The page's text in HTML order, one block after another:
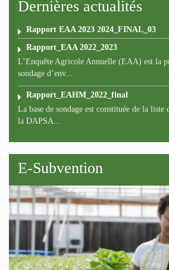
Dernières actualités
Rapport EAA 2023 2024_FINAL_03
Rapport_EAA 2022_2023
L’Enquête Agricole Annuelle (EAA) est la
sondage d’env...
Rapport_EAHM_2022_final
La base de sondage est constituée de la
la DAPSA...
E-Subvention